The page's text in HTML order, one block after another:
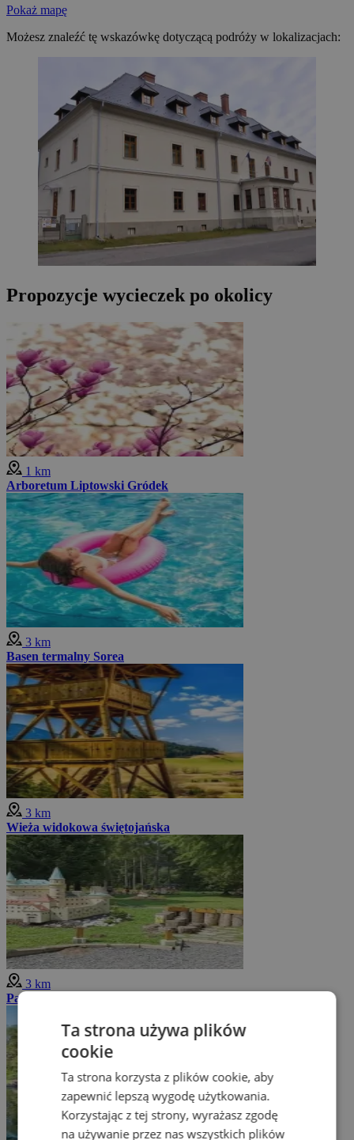
Pokaż mapę
Możesz znaleźć tę wskazówkę dotyczącą podróży w lokalizacjach:
Propozycje wycieczek po okolicy
1 km
Arboretum Liptowski Gródek
3 km
Basen termalny Sorea
3 km
Wieża widokowa świętojańska
3 km
Park MINI Słowacja
Ta strona używa plików
cookie
Ta strona korzysta z plików cookie, aby
zapewnić lepszą wygodę użytkowania.
Korzystając z tej strony, wyrażasz zgodę
na używanie przez nas wszystkich plików